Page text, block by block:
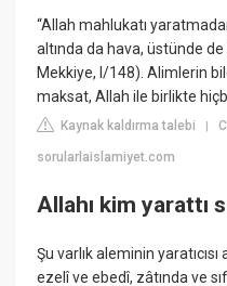
“Allah mahlukatı
altında da hava, üstünde
Mekkiye, I/148). Alimlerin
maksat, Allah ile birlikte
Kaynak kaldırma talebi |
sorularlaislamiyet.com
Allahı kim yarattı
Şu varlık aleminin
ezelî ve ebedî, zâtında ve